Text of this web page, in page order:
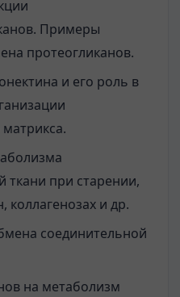
Примеры
протеогликанов.
и его роль в
ткани при старении,
коллагенозах и др.
соединительной
на метаболизм